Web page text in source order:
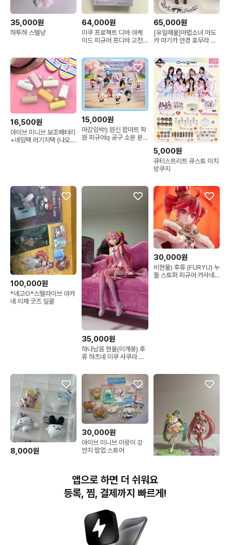
35,000원
하투하 스텔냥
64,000원
미쿠 프로젝트 디바 아케
이드 피규어 프디바 고전
65,000원
[유일매물]마법소녀 마도
카 마기카 안경 호무라 피
16,500원
아이브 미니브 보조배터리
+네임택 러기지택 (나오리
15,000원
마감임박!) 원신 팝마트 학
원 피규어q 공구 소분 분
5,000원
큐티스트리트 큐스토 이치
방쿠지
100,000원
*네고O*스텔라이브 아카
네 리제 굿즈 일괄
35,000원
하나남음 현물(미개봉) 후
류 하츠네 미쿠 사쿠라 미
어
30,000원
비현물) 후류 (FURYU) 누
들 스토퍼 피규어 카사네
8,000원
30,000원
아이브 미니브 이랑이 강
안지 팝업 스토어
미쿠 피규어 일괄
번개장터(주) 사업자정보, 이용약관 및 기타 법적고지
앱으로 하면 더 쉬워요
등록, 찜, 결제까지 빠르게!